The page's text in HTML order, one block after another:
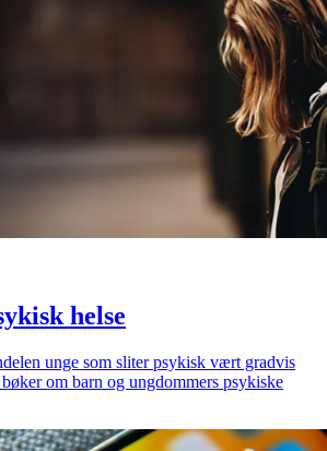
helse
unge som sliter psykisk vært gradvis
om barn og ungdommers psykiske